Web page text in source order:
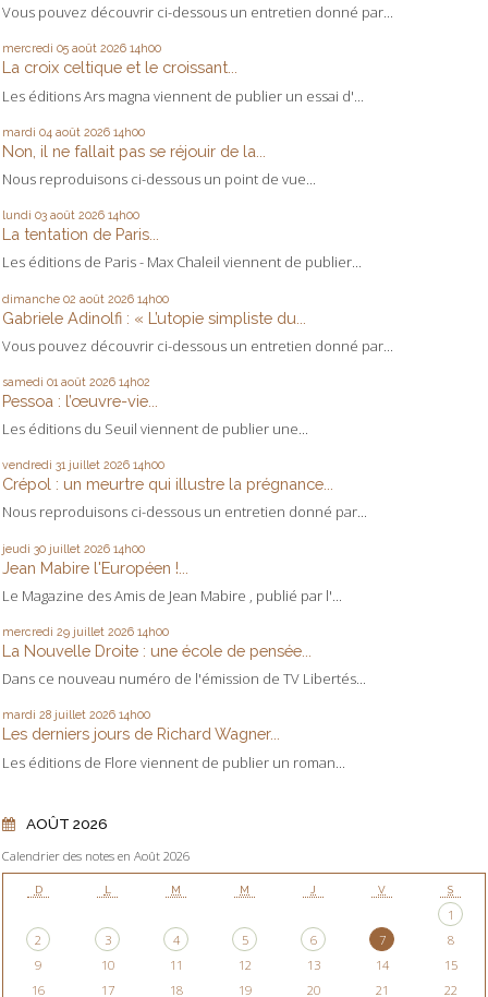
Vous pouvez découvrir ci-dessous un entretien donné par...
mercredi 05 août 2026 14h00
La croix celtique et le croissant...
Les éditions Ars magna viennent de publier un essai d'...
mardi 04 août 2026 14h00
Non, il ne fallait pas se réjouir de la...
Nous reproduisons ci-dessous un point de vue...
lundi 03 août 2026 14h00
La tentation de Paris...
Les éditions de Paris - Max Chaleil viennent de publier...
dimanche 02 août 2026 14h00
Gabriele Adinolfi : « L’utopie simpliste du...
Vous pouvez découvrir ci-dessous un entretien donné par...
samedi 01 août 2026 14h02
Pessoa : l’œuvre-vie...
Les éditions du Seuil viennent de publier une...
vendredi 31 juillet 2026 14h00
Crépol : un meurtre qui illustre la prégnance...
Nous reproduisons ci-dessous un entretien donné par...
jeudi 30 juillet 2026 14h00
Jean Mabire l'Européen !...
Le Magazine des Amis de Jean Mabire , publié par l'...
mercredi 29 juillet 2026 14h00
La Nouvelle Droite : une école de pensée...
Dans ce nouveau numéro de l'émission de TV Libertés...
mardi 28 juillet 2026 14h00
Les derniers jours de Richard Wagner...
Les éditions de Flore viennent de publier un roman...
AOÛT 2026
Calendrier des notes en Août 2026
D L M M J V S
1
2
3 4 5 6 7
8
9
10 11 12 13 14
15
16
17 18 19 20 21
22